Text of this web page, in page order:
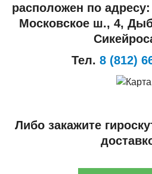
расположен по
Московское ш., 4,
Тел. 8 (812)
Либо закажите